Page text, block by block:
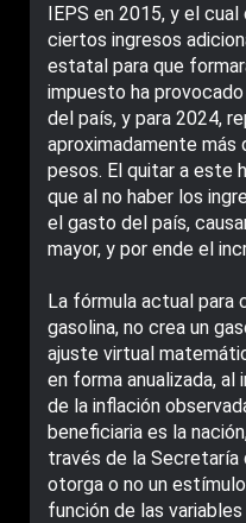
IEPS en 2015, y el
ciertos ingresos
estatal para que
impuesto ha
del país, y para 2024,
aproximadamente más
pesos. El quitar a este
que al no haber los
el gasto del país,
mayor, y por ende el
La fórmula actual para
gasolina, no crea un
ajuste virtual
en forma anualizada, al
de la inflación
beneficiaria es la
través de la Secretaría
otorga o no un
función de las